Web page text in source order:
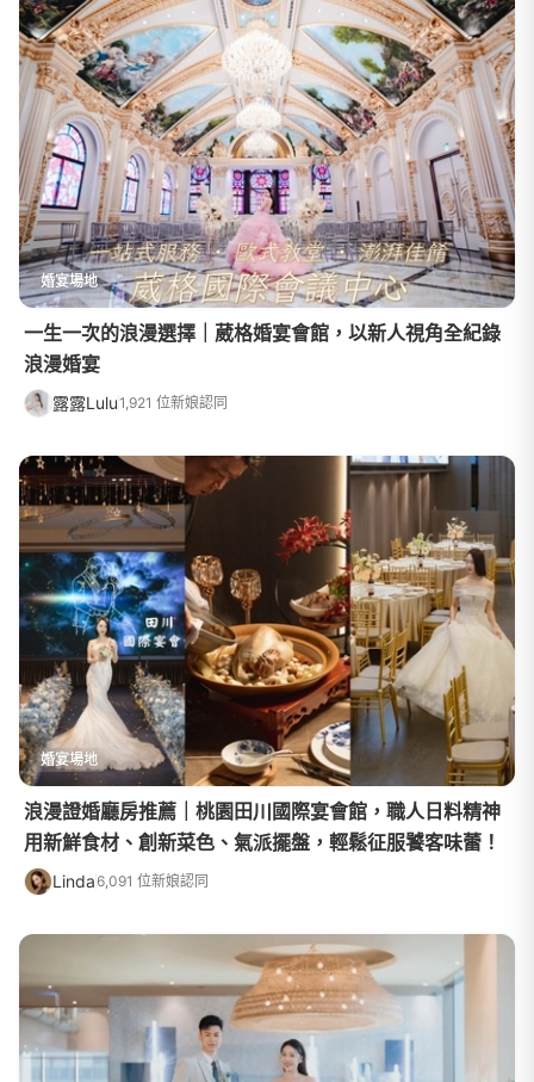
婚宴場地
一生一次的浪漫選擇｜葳格婚宴會館，以新人視角全紀錄
浪漫婚宴
露露Lulu1,921 位新娘認同
婚宴場地
浪漫證婚廳房推薦｜桃園田川國際宴會館，職人日料精神
用新鮮食材、創新菜色、氣派擺盤，輕鬆征服饕客味蕾！
Linda6,091 位新娘認同